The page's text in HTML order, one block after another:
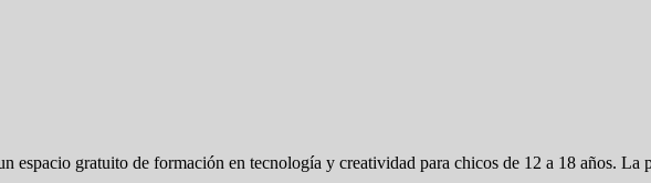
espacio gratuito de formación en tecnología y creatividad para chicos de 12 a 18 años.